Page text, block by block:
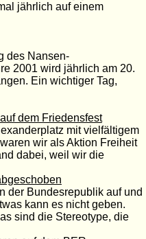
jährlich auf einem
des Nansen-
2001 wird jährlich am 20.
Ein wichtiger Tag,
dem Friedensfest
mit vielfältigem
wir als Aktion Freiheit
dabei, weil wir die
der Bundesrepublik auf und
kann es nicht geben.
sind die Stereotype, die